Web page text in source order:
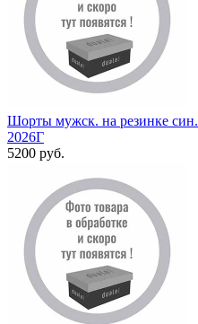
Шорты мужск. на резинке син.
2026Г
5200 руб.